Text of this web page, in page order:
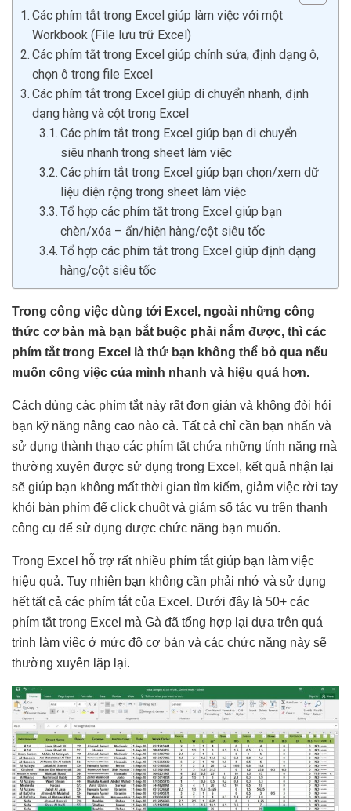
Các phím tắt trong Excel giúp làm việc với một
Workbook (File lưu trữ Excel)
Các phím tắt trong Excel giúp chỉnh sửa, định dạng ô,
chọn ô trong file Excel
Các phím tắt trong Excel giúp di chuyển nhanh, định
dạng hàng và cột trong Excel
Các phím tắt trong Excel giúp bạn di chuyển
siêu nhanh trong sheet làm việc
Các phím tắt trong Excel giúp bạn chọn/xem dữ
liệu diện rộng trong sheet làm việc
Tổ hợp các phím tắt trong Excel giúp bạn
chèn/xóa – ẩn/hiện hàng/cột siêu tốc
Tổ hợp các phím tắt trong Excel giúp định dạng
hàng/cột siêu tốc
Trong công việc dùng tới Excel, ngoài những công
thức cơ bản mà bạn bắt buộc phải nắm được, thì các
phím tắt trong Excel là thứ bạn không thể bỏ qua nếu
muốn công việc của mình nhanh và hiệu quả hơn.
Cách dùng các phím tắt này rất đơn giản và không đòi hỏi
bạn kỹ năng nâng cao nào cả. Tất cả chỉ cần bạn nhấn và
sử dụng thành thạo các phím tắt chứa những tính năng mà
thường xuyên được sử dụng trong Excel, kết quả nhận lại
sẽ giúp bạn không mất thời gian tìm kiếm, giảm việc rời tay
khỏi bàn phím để click chuột và giảm số tác vụ trên thanh
công cụ để sử dụng được chức năng bạn muốn.
Trong Excel hỗ trợ rất nhiều phím tắt giúp bạn làm việc
hiệu quả. Tuy nhiên bạn không cần phải nhớ và sử dụng
hết tất cả các phím tắt của Excel. Dưới đây là 50+ các
phím tắt trong Excel mà Gà đã tổng hợp lại dựa trên quá
trình làm việc ở mức độ cơ bản và các chức năng này sẽ
thường xuyên lặp lại.